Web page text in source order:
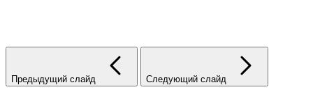
Предыдущий слайд Следующий слайд